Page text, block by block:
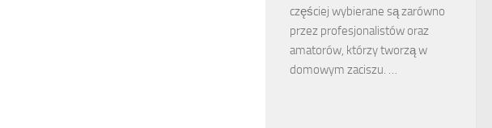
częściej wybierane są zarówno
przez profesjonalistów oraz
amatorów, którzy tworzą w
domowym zaciszu. …